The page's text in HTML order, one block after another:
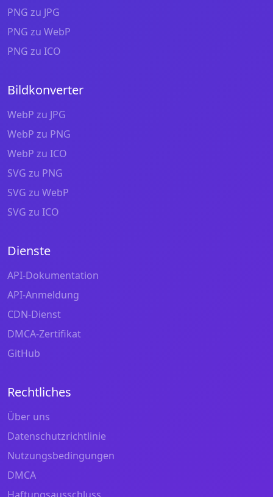
PNG zu JPG
PNG zu WebP
PNG zu ICO
Bildkonverter
WebP zu JPG
WebP zu PNG
WebP zu ICO
SVG zu PNG
SVG zu WebP
SVG zu ICO
Dienste
API-Dokumentation
API-Anmeldung
CDN-Dienst
DMCA-Zertifikat
GitHub
Rechtliches
Über uns
Datenschutzrichtlinie
Nutzungsbedingungen
DMCA